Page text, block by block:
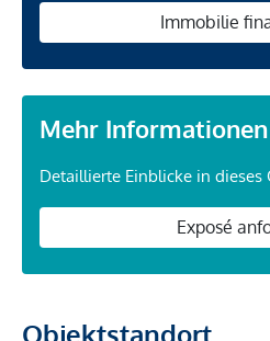
Immobilie
Mehr
Detaillierte Einblicke in dieses
Exposé